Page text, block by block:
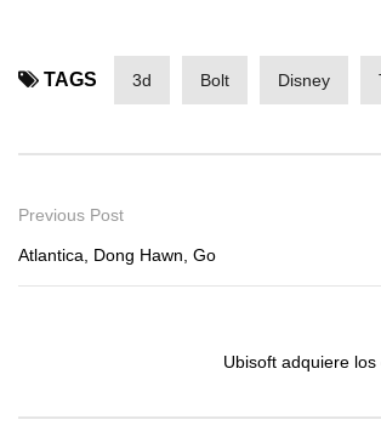
TAGS 3d Bolt Disney
Previous Post
Atlantica, Dong Hawn, Go
Ubisoft adquiere los